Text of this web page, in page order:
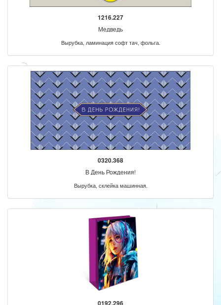
1216.227
Медведь
Вырубка, ламинация софт тач, фольга.
0320.368
В День Рождения!
Вырубка, склейка машинная.
0192.296